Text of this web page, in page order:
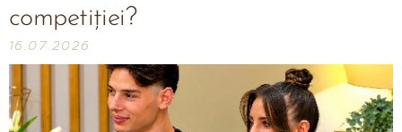
competiției?
16.07.2026